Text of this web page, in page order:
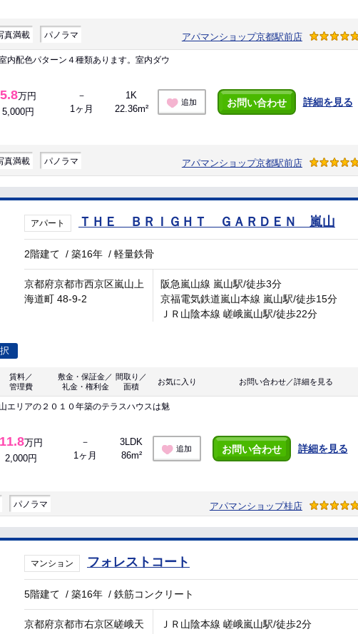
真満載 パノラマ アパマンショップ京都駅前店
配色パターン４種類あります。室内ダウ
5.8万円
5,000円
－
1ヶ月
1K
22.36m²
追加 お問い合わせ 詳細を見る
真満載 パノラマ アパマンショップ京都駅前店
アパート ＴＨＥ ＢＲＩＧＨＴ ＧＡＲＤＥＮ 嵐山
2階建て /築16年 /軽量鉄骨
京都府京都市西京区嵐山上
海道町 48-9-2
阪急嵐山線 嵐山駅/徒歩3分
京福電気鉄道嵐山本線 嵐山駅/徒歩15分
ＪＲ山陰本線 嵯峨嵐山駅/徒歩22分
賃料／
管理費
敷金・保証金／
礼金・権利金
間取り／
面積
お気に入り お問い合わせ／詳細を見る
エリアの２０１０年築のテラスハウスは魅
11.8万円
2,000円
－
1ヶ月
3LDK
86m²
追加 お問い合わせ 詳細を見る
パノラマ アパマンショップ桂店
マンション フォレストコート
5階建て /築16年 /鉄筋コンクリート
京都府京都市右京区嵯峨天
ＪＲ山陰本線 嵯峨嵐山駅/徒歩2分